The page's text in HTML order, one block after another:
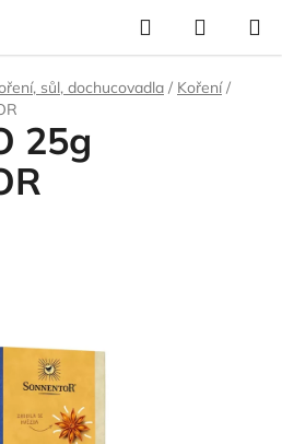
Hledat
KOŠÍK
sůl, dochucovadla / Koření /
25g